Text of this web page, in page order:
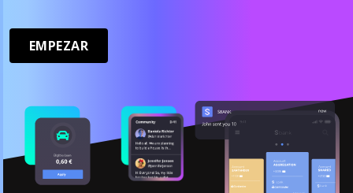
EMPEZAR